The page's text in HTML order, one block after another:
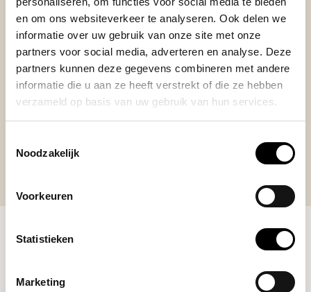
en om ons websiteverkeer te analyseren. Ook delen we
informatie over uw gebruik van onze site met onze
partners voor social media, adverteren en analyse. Deze
partners kunnen deze gegevens combineren met andere
informatie die u aan ze heeft verstrekt of die ze hebben
verzameld op basis van uw gebruik van hun services.
Noodzakelijk
Voorkeuren
Statistieken
Marketing
Amazing product, works well and coffee tastes very
smooth!
+ steel design (no plastic)
- none
RECENTLY VIEWED